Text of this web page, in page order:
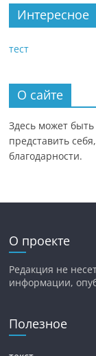
Интересное
тест
О сайте
Здесь может
представить
благодарности.
О проекте
Редакция не
информации,
Полезное